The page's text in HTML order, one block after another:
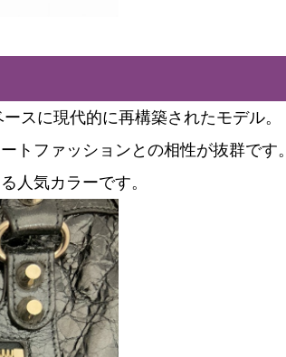
スに現代的に再構築されたモデル。
トファッションとの相性が抜群です。
人気カラーです。